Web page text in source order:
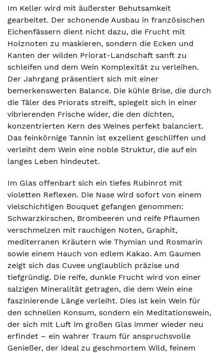
Im Keller wird mit äußerster Behutsamkeit
gearbeitet. Der schonende Ausbau in französischen
Eichenfässern dient nicht dazu, die Frucht mit
Holznoten zu maskieren, sondern die Ecken und
Kanten der wilden Priorat-Landschaft sanft zu
schleifen und dem Wein Komplexität zu verleihen.
Der Jahrgang präsentiert sich mit einer
bemerkenswerten Balance. Die kühle Brise, die durch
die Täler des Priorats streift, spiegelt sich in einer
vibrierenden Frische wider, die den dichten,
konzentrierten Kern des Weines perfekt balanciert.
Das feinkörnige Tannin ist exzellent geschliffen und
verleiht dem Wein eine noble Struktur, die auf ein
langes Leben hindeutet.
Im Glas offenbart sich ein tiefes Rubinrot mit
violetten Reflexen. Die Nase wird sofort von einem
vielschichtigen Bouquet gefangen genommen:
Schwarzkirschen, Brombeeren und reife Pflaumen
verschmelzen mit rauchigen Noten, Graphit,
mediterranen Kräutern wie Thymian und Rosmarin
sowie einem Hauch von edlem Kakao. Am Gaumen
zeigt sich das Cuvee unglaublich präzise und
tiefgründig. Die reife, dunkle Frucht wird von einer
salzigen Mineralität getragen, die dem Wein eine
faszinierende Länge verleiht. Dies ist kein Wein für
den schnellen Konsum, sondern ein Meditationswein,
der sich mit Luft im großen Glas immer wieder neu
erfindet – ein wahrer Traum für anspruchsvolle
Genießer, der ideal zu geschmortem Wild, feinem